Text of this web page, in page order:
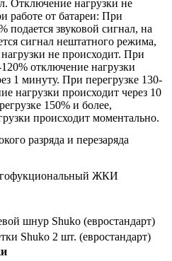
Отключение нагрузки не
работе от батареи: При
подается звуковой сигнал, на
сигнал нештатного режима,
не происходит. При
120% отключение нагрузки
1 минуту. При перегрузке 130-
нагрузки происходит через 10
150% и более,
происходит моментально.
разряда и перезаряда
ЖКИ
шнур Shuko (евростандарт)
Shuko 2 шт. (евростандарт)